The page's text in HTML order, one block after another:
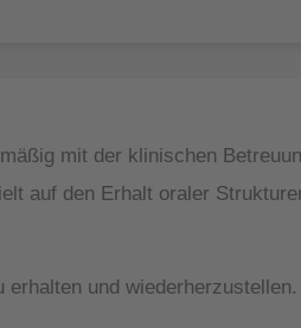
mit der klinischen
auf den Erhalt oraler
und wiederherzustellen.